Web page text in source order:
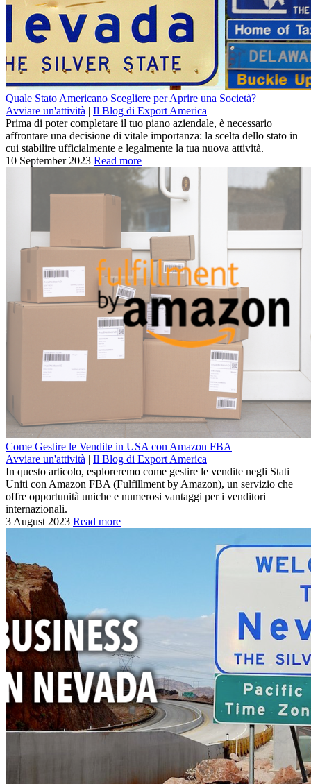
Quale Stato Americano Scegliere per Aprire una Società?
Avviare un'attività | Il Blog di Export America
Prima di poter completare il tuo piano aziendale, è necessario
affrontare una decisione di vitale importanza: la scelta dello stato in
cui stabilire ufficialmente e legalmente la tua nuova attività.
10 September 2023 Read more
Come Gestire le Vendite in USA con Amazon FBA
Avviare un'attività | Il Blog di Export America
In questo articolo, esploreremo come gestire le vendite negli Stati
Uniti con Amazon FBA (Fulfillment by Amazon), un servizio che
offre opportunità uniche e numerosi vantaggi per i venditori
internazionali.
3 August 2023 Read more